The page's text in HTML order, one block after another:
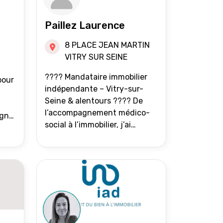
Paillez Laurence
8 PLACE JEAN MARTIN
VITRY SUR SEINE
???? Mandataire immobilier
indépendante – Vitry-sur-
Seine & alentours ???? De
l’accompagnement médico-
social à l’immobilier, j’ai
gens à avancer sereinement.
Aujourd’hui, j’accompagne
mes clients avec franchise,
écoute et énergie pour
vendre ou acheter leur bien
immobilier. ???? 300 familles
accompagnées en 8 ans, 90 %